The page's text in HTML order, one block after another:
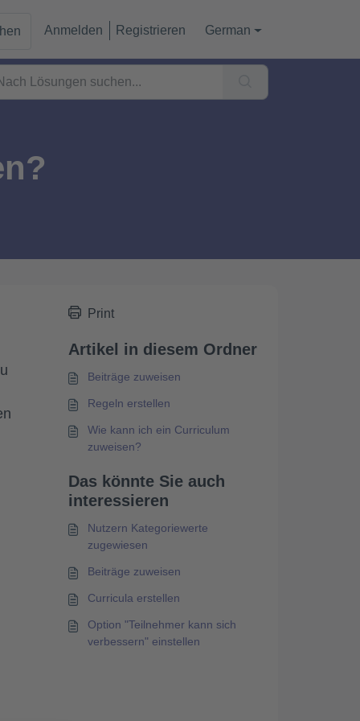
Anmelden Registrieren German
Print
Artikel in diesem Ordner
Beiträge zuweisen
Regeln erstellen
Wie kann ich ein Curriculum
zuweisen?
Das könnte Sie auch
interessieren
Nutzern Kategoriewerte
zugewiesen
Beiträge zuweisen
Curricula erstellen
Option "Teilnehmer kann sich
verbessern" einstellen